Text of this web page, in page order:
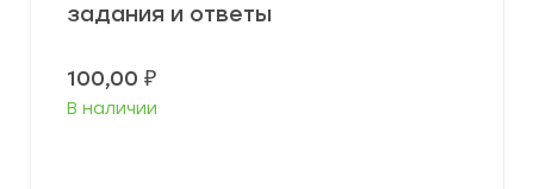
задания и ответы
100,00 ₽
В наличии